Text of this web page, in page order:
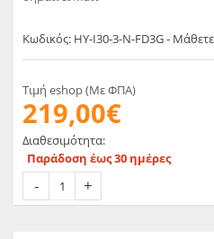
Κωδικός: HY-I30-3-N-FD3G -
Τιμή eshop (Με ΦΠΑ)
219,00€
Διαθεσιμότητα:
Παράδοση έως 30 ημέρες